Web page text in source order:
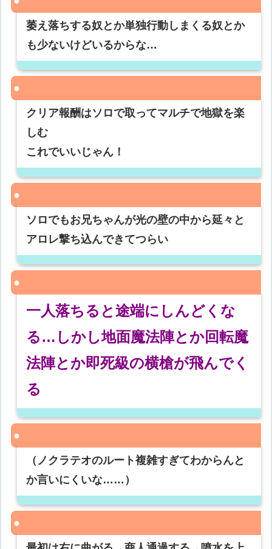
萎え落ちする奴とか単独行動しまくる奴とか
も少ないけどいるからな…
クリア報酬はソロで取ってマルチで地獄を楽
しむ
これでいいじゃん！
ソロでもお兄ちゃんが光の壁の中から延々と
アロレ撃ち込んできてつらい
一人落ちると途端にしんどくな
る…しかし地面魔法陣とか回転魔
法陣とか即死級の横槍が飛んでく
る
（ノクラテオのルート複雑すぎてわからんと
か言いにくいな……）